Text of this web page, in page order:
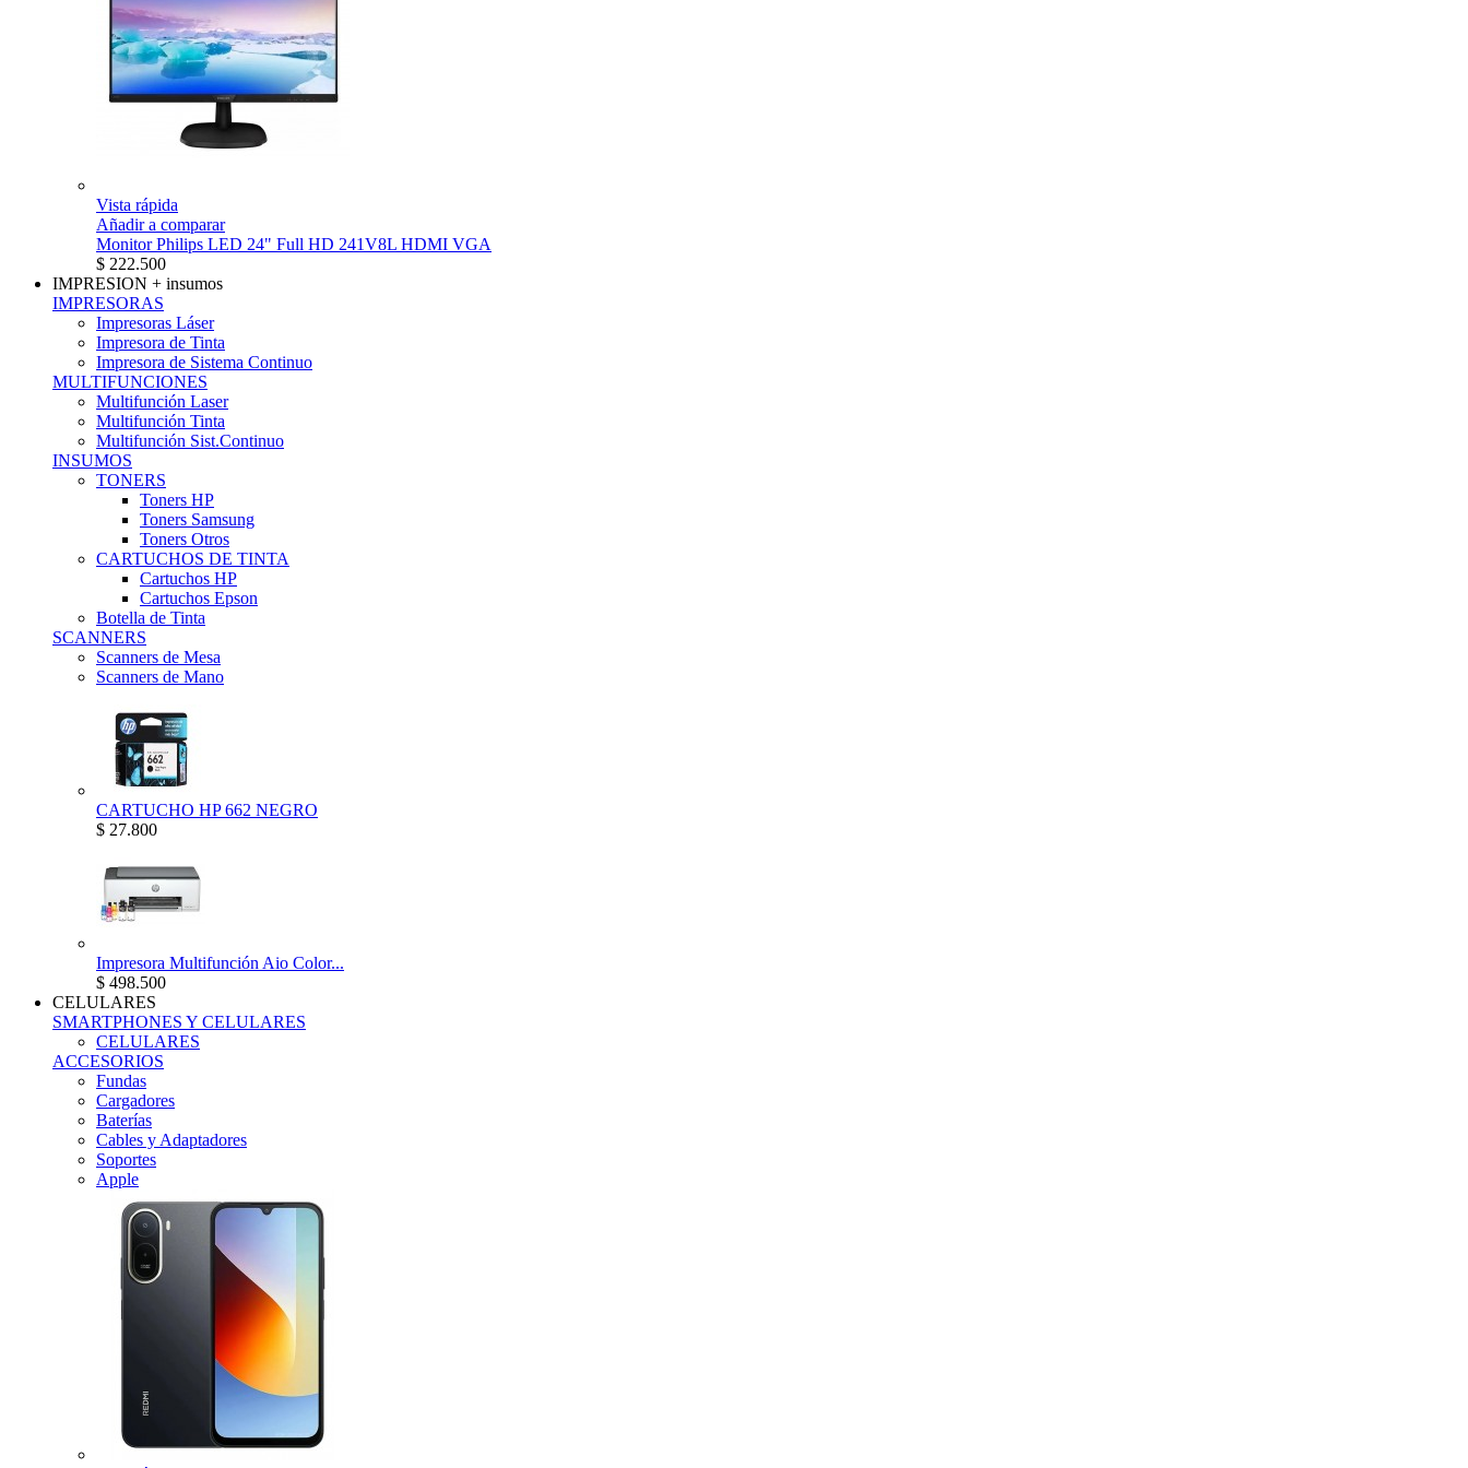
Vista rápida
Añadir a comparar
Monitor Philips LED 24" Full HD 241V8L HDMI VGA
$ 222.500
IMPRESION + insumos
IMPRESORAS
Impresoras Láser
Impresora de Tinta
Impresora de Sistema Continuo
MULTIFUNCIONES
Multifunción Laser
Multifunción Tinta
Multifunción Sist.Continuo
INSUMOS
TONERS
Toners HP
Toners Samsung
Toners Otros
CARTUCHOS DE TINTA
Cartuchos HP
Cartuchos Epson
Botella de Tinta
SCANNERS
Scanners de Mesa
Scanners de Mano
CARTUCHO HP 662 NEGRO
$ 27.800
Impresora Multifunción Aio Color...
$ 498.500
CELULARES
SMARTPHONES Y CELULARES
CELULARES
ACCESORIOS
Fundas
Cargadores
Baterías
Cables y Adaptadores
Soportes
Apple